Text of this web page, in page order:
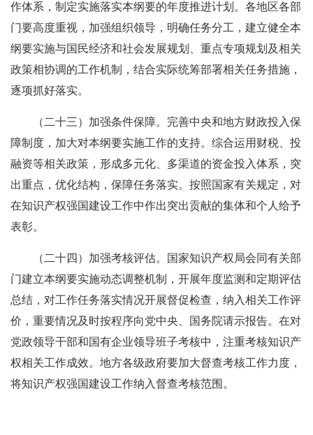
作体系，制定实施落实本纲要的年度推进计划。各地区各部
门要高度重视，加强组织领导，明确任务分工，建立健全本
纲要实施与国民经济和社会发展规划、重点专项规划及相关
政策相协调的工作机制，结合实际统筹部署相关任务措施，
逐项抓好落实。
（二十三）加强条件保障。完善中央和地方财政投入保
障制度，加大对本纲要实施工作的支持。综合运用财税、投
融资等相关政策，形成多元化、多渠道的资金投入体系，突
出重点，优化结构，保障任务落实。按照国家有关规定，对
在知识产权强国建设工作中作出突出贡献的集体和个人给予
表彰。
（二十四）加强考核评估。国家知识产权局会同有关部
门建立本纲要实施动态调整机制，开展年度监测和定期评估
总结，对工作任务落实情况开展督促检查，纳入相关工作评
价，重要情况及时按程序向党中央、国务院请示报告。在对
党政领导干部和国有企业领导班子考核中，注重考核知识产
权相关工作成效。地方各级政府要加大督查考核工作力度，
将知识产权强国建设工作纳入督查考核范围。